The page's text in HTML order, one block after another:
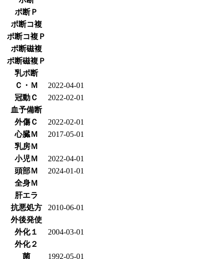
ポ断Ｐ
ポ断コ複
ポ断コ複Ｐ
ポ断磁複
ポ断磁複Ｐ
乳ポ断
Ｃ・Ｍ
2022-04-01
冠動Ｃ
2022-02-01
血予備断
外傷Ｃ
2022-02-01
心臓Ｍ
2017-05-01
乳房Ｍ
小児Ｍ
2022-04-01
頭部Ｍ
2024-01-01
全身Ｍ
肝エラ
抗悪処方
2010-06-01
外後発使
外化１
2004-03-01
外化２
菌
1992-05-01